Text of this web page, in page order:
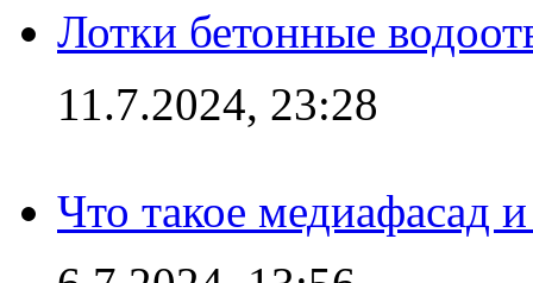
Лотки бетонные
11.7.2024, 23:28
Что такое медиафасад